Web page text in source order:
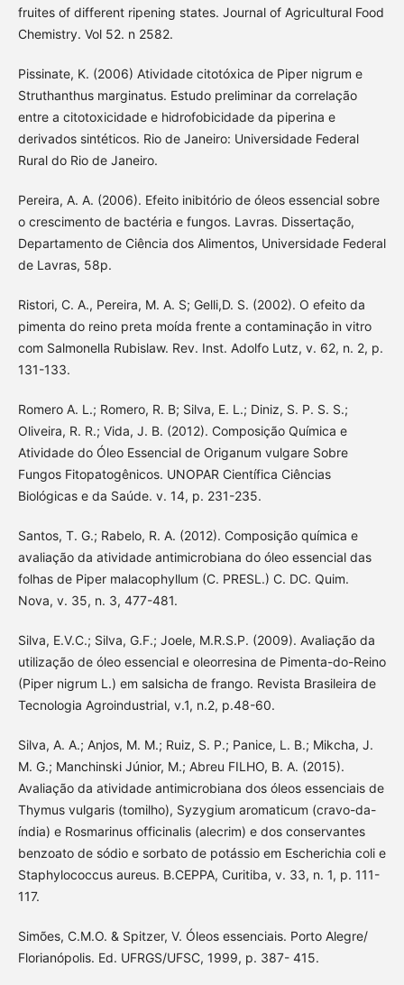
fruites of different ripening states. Journal of Agricultural Food
Chemistry. Vol 52. n 2582.
Pissinate, K. (2006) Atividade citotóxica de Piper nigrum e
Struthanthus marginatus. Estudo preliminar da correlação
entre a citotoxicidade e hidrofobicidade da piperina e
derivados sintéticos. Rio de Janeiro: Universidade Federal
Rural do Rio de Janeiro.
Pereira, A. A. (2006). Efeito inibitório de óleos essencial sobre
o crescimento de bactéria e fungos. Lavras. Dissertação,
Departamento de Ciência dos Alimentos, Universidade Federal
de Lavras, 58p.
Ristori, C. A., Pereira, M. A. S; Gelli,D. S. (2002). O efeito da
pimenta do reino preta moída frente a contaminação in vitro
com Salmonella Rubislaw. Rev. Inst. Adolfo Lutz, v. 62, n. 2, p.
131-133.
Romero A. L.; Romero, R. B; Silva, E. L.; Diniz, S. P. S. S.;
Oliveira, R. R.; Vida, J. B. (2012). Composição Química e
Atividade do Óleo Essencial de Origanum vulgare Sobre
Fungos Fitopatogênicos. UNOPAR Científica Ciências
Biológicas e da Saúde. v. 14, p. 231-235.
Santos, T. G.; Rabelo, R. A. (2012). Composição química e
avaliação da atividade antimicrobiana do óleo essencial das
folhas de Piper malacophyllum (C. PRESL.) C. DC. Quim.
Nova, v. 35, n. 3, 477-481.
Silva, E.V.C.; Silva, G.F.; Joele, M.R.S.P. (2009). Avaliação da
utilização de óleo essencial e oleorresina de Pimenta-do-Reino
(Piper nigrum L.) em salsicha de frango. Revista Brasileira de
Tecnologia Agroindustrial, v.1, n.2, p.48-60.
Silva, A. A.; Anjos, M. M.; Ruiz, S. P.; Panice, L. B.; Mikcha, J.
M. G.; Manchinski Júnior, M.; Abreu FILHO, B. A. (2015).
Avaliação da atividade antimicrobiana dos óleos essenciais de
Thymus vulgaris (tomilho), Syzygium aromaticum (cravo-da-
índia) e Rosmarinus officinalis (alecrim) e dos conservantes
benzoato de sódio e sorbato de potássio em Escherichia coli e
Staphylococcus aureus. B.CEPPA, Curitiba, v. 33, n. 1, p. 111-
117.
Simões, C.M.O. & Spitzer, V. Óleos essenciais. Porto Alegre/
Florianópolis. Ed. UFRGS/UFSC, 1999, p. 387- 415.